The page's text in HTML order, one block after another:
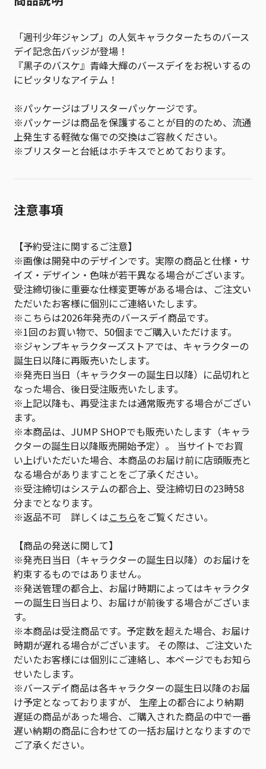
「週刊少年ジャンプ」の人気キャラクターたちのバース
デイ記念缶バッジが登場！
『黒子のバスケ』青峰大輝のバースデイをお祝いするの
にピッタリなアイテム！
※パッケージはブリスターパッケージです。
※パッケージは商品を保護することが目的のため、流通
上発生する軽微な傷での交換はご容赦ください。
※ブリスターと台紙はホチキスでとめております。
注意事項
【予約受注に関するご注意】
※画像は開発中のデザインです。実際の商品と仕様・サ
イズ・デザイン・色味が若干異なる場合がございます。
受注締切後に重要な仕様変更等がある場合は、ご注文い
ただいたお客様に個別にご連絡いたします。
※こちらは2026年発売のバースデイ商品です。
※1回のお買い物で、50個までご購入いただけます。
※ジャンプキャラクターズストアでは、キャラクターの
誕生日以降に再販売いたします。
※発売日当日（キャラクターの誕生日以降）に品切れと
なった場合、後日受注販売いたします。
※上記以降も、再受注または通常販売する場合がござい
ます。
※本商品は、JUMP SHOPでも販売いたします（キャラ
クターの誕生日以降販売開始予定）。 当サイトでお買
い上げいただいた場合、本商品のお届け前に店頭販売と
なる場合がありますことをご了承ください。
※受注締切はシステムの都合上、受注締切日の23時58
分までとなります。
※返品不可 詳しくはこちらをご覧ください。
【商品の発送に関して】
※発売日当日（キャラクターの誕生日以降）のお届けを
約束するものではありません。
※発送管理の都合上、お届け時期によってはキャラクタ
ーの誕生日当日より、お届けが前後する場合がございま
す。
※本商品は受注商品です。予定数を超えた場合、お届け
時期が遅れる場合がございます。 その際は、ご注文いた
だいたお客様には個別にご連絡し、本ページでもお知ら
せいたします。
※バースデイ商品は各キャラクターの誕生日以降のお届
け予定となっておりますが、 生産上の都合により納期
遅延の商品があった場合、ご購入された商品の中で一番
遅い納期の商品に合わせての一括お届けとなりますので
ご了承ください。